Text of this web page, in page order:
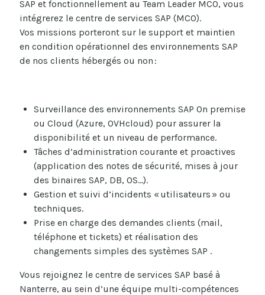
SAP et fonctionnellement au Team Leader MCO, vous
intégrerez le centre de services SAP (MCO).
Vos missions porteront sur le support et maintien
en condition opérationnel des environnements SAP
de nos clients hébergés ou non :
Surveillance des environnements SAP On premise
ou Cloud (Azure, OVHcloud) pour assurer la
disponibilité et un niveau de performance.
Tâches d’administration courante et proactives
(application des notes de sécurité, mises à jour
des binaires SAP, DB, OS…).
Gestion et suivi d’incidents « utilisateurs » ou
techniques.
Prise en charge des demandes clients (mail,
téléphone et tickets) et réalisation des
changements simples des systèmes SAP .
Vous rejoignez le centre de services SAP basé à
Nanterre, au sein d’une équipe multi-compétences